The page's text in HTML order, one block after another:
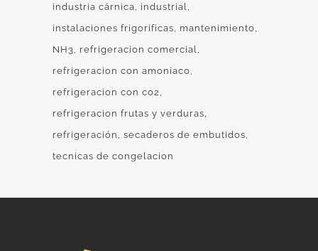
industria cárnica
industrial
instalaciones frigorificas
mantenimiento
NH3
refrigeracion comercial
refrigeracion con amoniaco
refrigeracion con co2
refrigeracion frutas y verduras
refrigeración
secaderos de embutidos
tecnicas de congelacion